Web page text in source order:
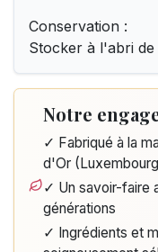
Conservation :
Stocker à l'abri
Notre
✓ Fabriqué à la
d'Or
✓ Un savoir-faire
générations
✓ Ingrédients et